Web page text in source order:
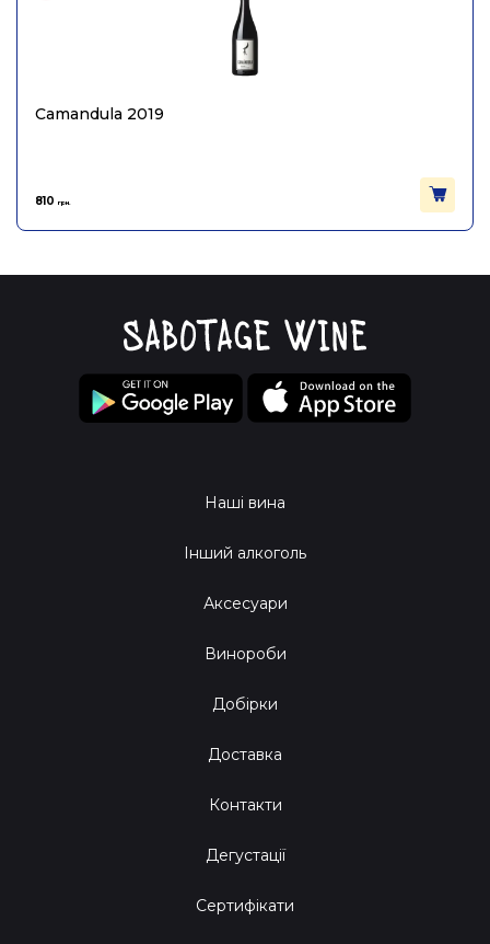
Camandula 2019
810 грн.
Наші вина
Інший алкоголь
Аксесуари
Винороби
Добірки
Доставка
Контакти
Дегустації
Сертифікати